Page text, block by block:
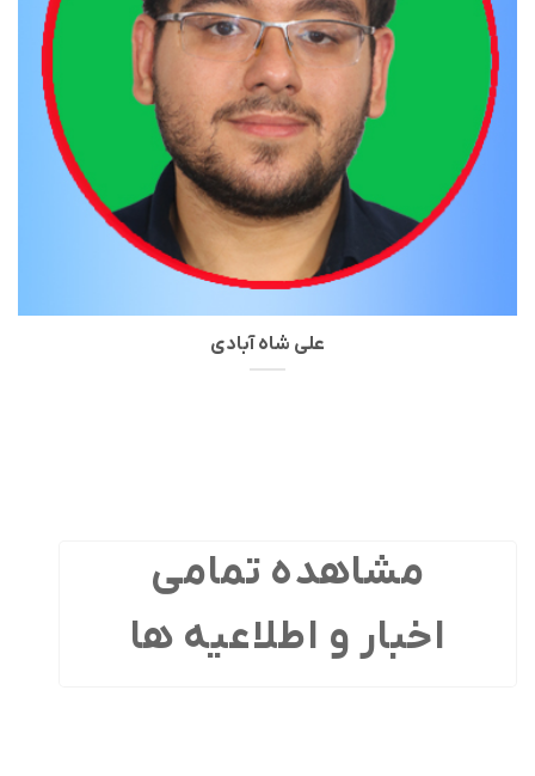
علی شاه آبادی
مشاهده تمامی
اخبار و اطلاعیه ها